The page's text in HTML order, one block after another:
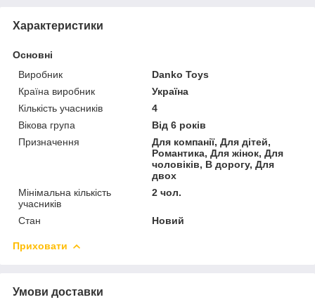
Характеристики
Основні
Виробник
Danko Toys
Країна виробник
Україна
Кількість учасників
4
Вікова група
Від 6 років
Призначення
Для компанії, Для дітей,
Романтика, Для жінок, Для
чоловіків, В дорогу, Для
двох
Мінімальна кількість
учасників
2 чол.
Стан Новий
Приховати
Умови доставки